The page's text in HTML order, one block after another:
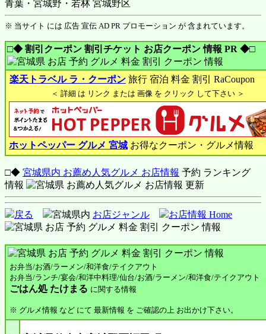
青葉・宮城野・若林 宮城野区
※ 当サイト には 広告 宣伝 AD PR プロモーション が 含まれています。
□◆ 割引クーポン 割引チケット お店クーポン 情報 PR ◆□
楽天トラベル ラ・クーポン 旅行 宿泊 料金 割引 RaCoupon
＜ 詳細 は リンク または 画像 を クリック して下さい ＞
ホットペッパー グルメ 宮城 お得なクーポン・グルメ情報
□◆ 宮城県内 お薦め人気グルメ お店情報 予約 ランキング
情報
戻る 宮城県内 お店ジャンル お店情報 Home
お弁当/お酒/ラーメン/和洋食/テイクアウト
お弁当/ランチ/宴会/和洋中料理/仙台/お酒/ラーメン/和洋食/テイクアウト
ごはん処 たけまる に関する情報
※ グルメ情報 など にて 最新情報 を ご確認の上 お出かけ下さい。